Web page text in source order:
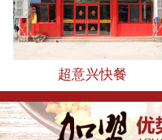
超意兴快餐